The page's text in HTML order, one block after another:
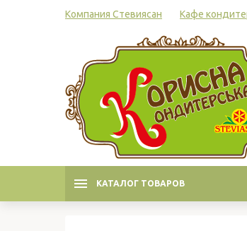
Компания Стевиясан Кафе
КАТАЛОГ ТОВАРОВ